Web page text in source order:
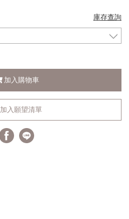
庫存查詢
加入購物車
加入願望清單